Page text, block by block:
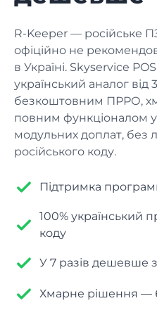
Керування
POS-термінал
Продаж, друк чеку,
Складський
Надходження,
Статистика
Права доступу,
ІНТЕГРАЦІЇ
Kitchen Screen
Ресторан
Їдальня
Піцерія
Фаст-фуд
Кал'янна
Блог
Найкорисніша
R-Keeper — російське
офіційно не
в Україні. Skyservice
український аналог від
безкоштовним ПРРО,
повним функціоналом
модульних доплат, без
російського коду.
Підтримка
100% український
коду
У 7 разів дешевше
Хмарне рішення —